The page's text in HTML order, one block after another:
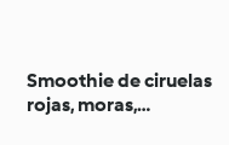
Smoothie de ciruelas
rojas, moras,